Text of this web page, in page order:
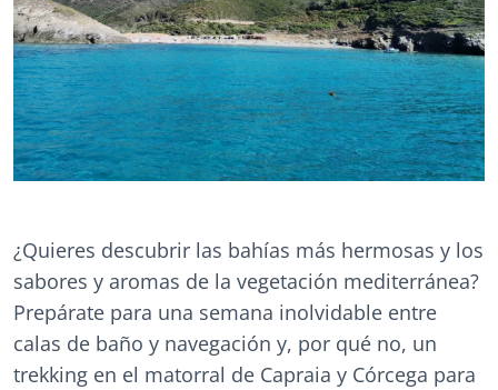
¿Quieres descubrir las bahías más hermosas y los
sabores y aromas de la vegetación mediterránea?
Prepárate para una semana inolvidable entre
calas de baño y navegación y, por qué no, un
trekking en el matorral de Capraia y Córcega para